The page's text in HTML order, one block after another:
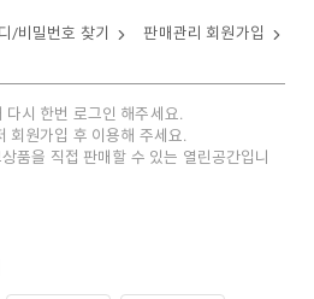
/비밀번호 찾기 판매관리 회원가입
다시 한번 로그인 해주세요.
회원가입 후 이용해 주세요.
품을 직접 판매할 수 있는 열린공간입니